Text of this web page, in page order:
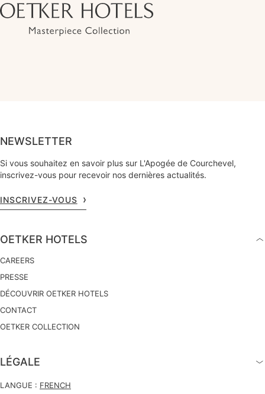
NEWSLETTER
Si vous souhaitez en savoir plus sur L'Apogée de Courchevel,
inscrivez-vous pour recevoir nos dernières actualités.
INSCRIVEZ-VOUS
OETKER HOTELS
CAREERS
PRESSE
DÉCOUVRIR OETKER HOTELS
CONTACT
OETKER COLLECTION
LÉGALE
LANGUE : FRENCH